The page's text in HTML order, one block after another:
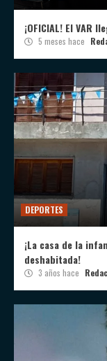
¡OFICIAL! El VAR
5 meses hace
DEPORTES
¡La casa de la
deshabitada!
3 años hace